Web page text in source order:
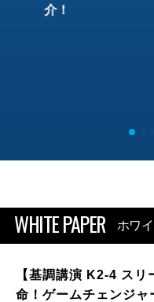
介！
WHITE PAPER ホワ
【基調講演 K2-4 ス
命！ゲームチェンジ